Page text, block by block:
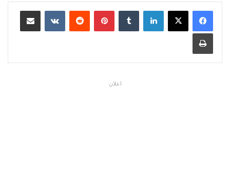
لينكدإن بينتيريست مشاركة عبر البريد
طباعة
اعلان